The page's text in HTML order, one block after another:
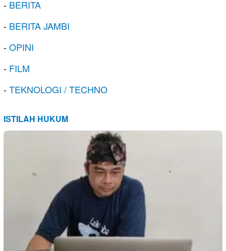
- BERITA
- BERITA JAMBI
-OPINI
- FILM
-TEKNOLOGI / TECHNO
ISTILAH HUKUM